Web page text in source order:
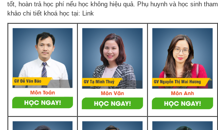
tốt, hoàn trả học phí nếu học không hiệu quả. Phụ huynh và học sinh tham
khảo chi tiết khoá học tại: Link